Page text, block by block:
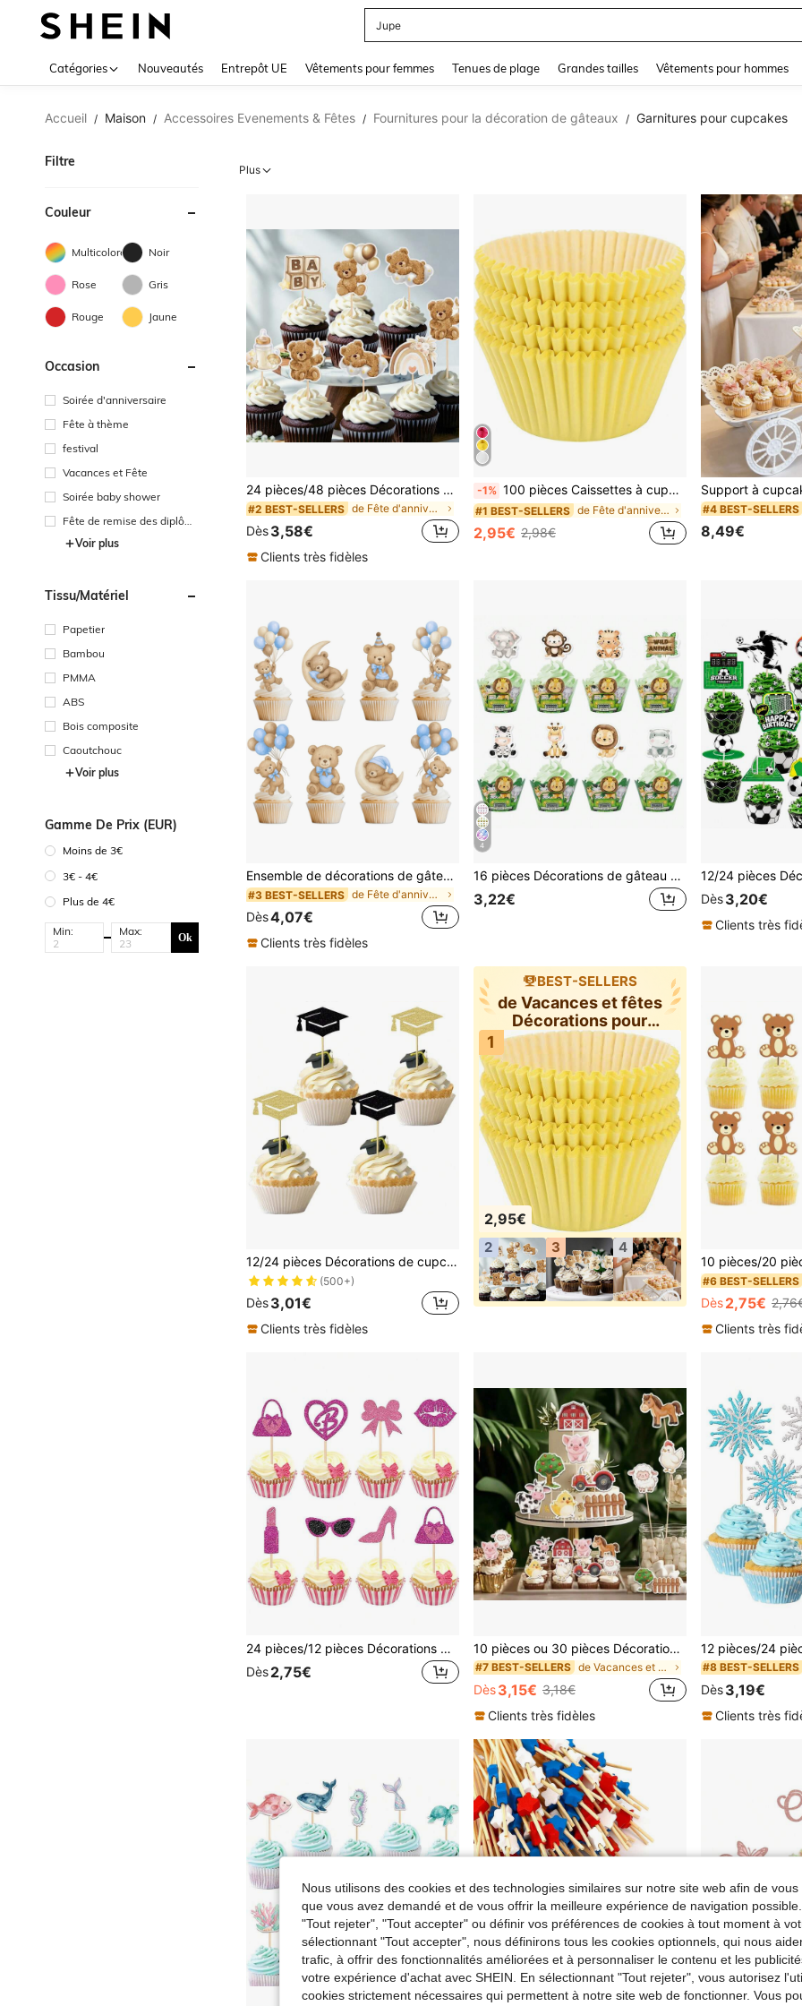
Jupe
Catégories Nouveautés Entrepôt UE Vêtements pour femmes Tenues de plage Grandes tailles Vêtements pour hommes
Accueil / Maison / Accessoires Evenements & Fêtes / Fournitures pour la décoration de gâteaux / Garnitures pour cupcakes
Filtre
Couleur
Multicolore Noir
Rose Gris
Rouge Jaune
Occasion
Soirée d'anniversaire
Fête à thème
festival
Vacances et Fête
Soirée baby shower
Fête de remise des diplôm
es Voir plus
Tissu/matériel
Papetier
Bambou
PMMA
ABS
Bois composite
Caoutchouc
Voir plus
Gamme De Prix (EUR)
Moins de 3€
3€ - 4€
Plus de 4€
Min: Max: Ok
Plus
24 pièces/48 pièces Décorations de gâteau en forme d'ours brun de style bohème, décorations pour anniversaire, baby shower et fête
#2 BEST-SELLERS de Fête d'anniversaire Décorations pour cupcakes
Dès3,58€
Clients très fidèles
-1% 100 pièces Caissettes à cupcakes jaunes, caissettes à muffins en papier, moules à cupcakes anti-adhérents, caissettes à cuisson convenant pour les fêtes, mariages, anniversaires, Noël et autres occasions
#1 BEST-SELLERS de Fête d'anniversaire Décorations pour cupcakes
2,95€ 2,98€
#4 BEST-SELLERS
8,49€
Ensemble de décorations de gâteau ours en peluche de dessin animé - idéal pour les anniversaires, les baby showers et les fêtes de crèche. Nous avons hâte d'utiliser ces décorations de gâteau pour les fêtes de révélation du
#3 BEST-SELLERS de Fête d'anniversaire Décorations pour cupcakes
Dès4,07€
Clients très fidèles
4
16 pièces Décorations de gâteau en forme d'animaux de la jungle, jolies figurines de lion et de singe. Convient pour la décoration d'anniversaire sur le thème des animaux, la décoration de gâteau pour fête , les cadeaux d'anniversaire, les faveurs de fête, Noël
3,22€
Dès 3,20€
Clients très
12/24 pièces Décorations de cupcakes thème de remise des diplômes - Casquette de graduation pailletée et décorations de cupcakes diplôme - Décoration de gâteau pour la fête de remise des diplômes 2025
(500+)
Dès3,01€
Clients très fidèles
BEST-SELLERS
de Vacances et fêtes
Décorations pour
cupcakes
1
2,95€
2 3 4
#6 BEST-SELLERS
Dès 2,75€
Clients très
24 pièces/12 pièces Décorations de gâteau pailletées roses en forme de talons hauts, sacs à main, rouges à lèvres, lunettes, nœuds et petits gâteaux. Décorations de cupcakes de princesse, pics de gâteau pour l'anniversaire des femmes
Dès2,75€
10 pièces ou 30 pièces Décorations de gâteau thème ferme, toppers de gâteau fête animaux de la ferme. Convient pour fête de baptême et décoration de gâteau d'anniversaire thème ferme, décorations de cupcakes. Ou inserts de bouteille décoration de fête thème ferme grande taille.
#7 BEST-SELLERS de Vacances et fêtes Décorations pour cupcakes
Dès3,15€ 3,18€
Clients très fidèles
#8 BEST-SELLERS
Dès 3,19€
Clients très
Nous utilisons des cookies et des technologies similaires sur notre site web afin de
que vous avez demandé et de vous offrir la meilleure expérience de navigation
"Tout rejeter", "Tout accepter" ou définir vos préférences de cookies à tout moment à
sélectionnant "Tout accepter", nous définirons tous les cookies optionnels, qui nous
trafic, à offrir des fonctionnalités améliorées et à personnaliser le contenu et les
votre expérience d'achat avec SHEIN. En sélectionnant "Tout rejeter", vous autorisez
cookies strictement nécessaires qui permettent à notre site web de fonctionner. Vous